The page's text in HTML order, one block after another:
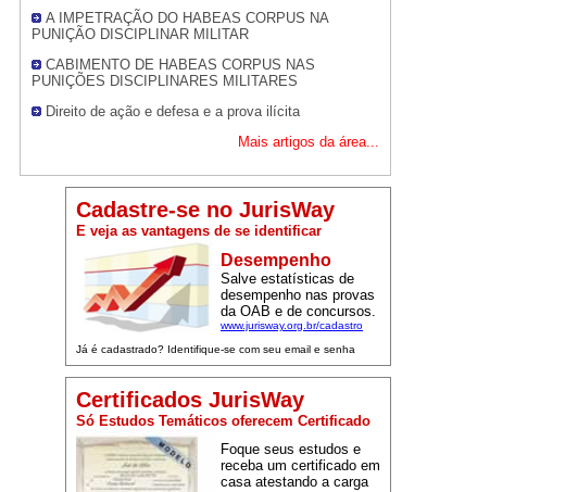
A IMPETRAÇÃO DO HABEAS CORPUS NA
PUNIÇÃO DISCIPLINAR MILITAR
CABIMENTO DE HABEAS CORPUS NAS
PUNIÇÕES DISCIPLINARES MILITARES
Direito de ação e defesa e a prova ilícita
Mais artigos da área...
Cadastre-se no JurisWay
E veja as vantagens de se identificar
Desempenho
Salve estatísticas de
desempenho nas provas
da OAB e de concursos.
www.jurisway.org.br/cadastro
Já é cadastrado? Identifique-se com seu email e senha
Certificados JurisWay
Só Estudos Temáticos oferecem Certificado
Foque seus estudos e
receba um certificado em
casa atestando a carga